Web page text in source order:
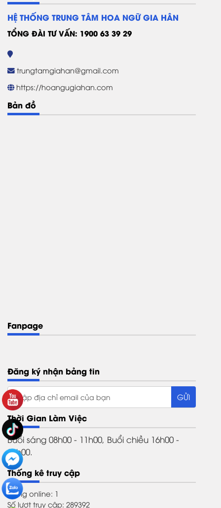
HỆ THỐNG TRUNG TÂM HOA NGỮ GIA HÂN
TỔNG ĐÀI TƯ VẤN: 1900 63 39 29
trungtamgiahan@gmail.com
https://hoangugiahan.com
Bản đồ
Fanpage
Đăng ký nhận bảng tin
Thời Gian Làm Việc
Buổi sáng 08h00 - 11h00, Buổi chiều 16h00 -
21h00.
Thống kê truy cập
Đang online: 1
Số lượt truy cập: 289392